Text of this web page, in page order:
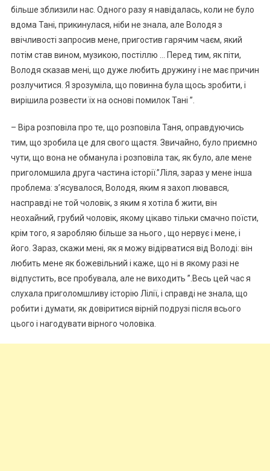
більше зблизили нас. Одного разу я навідалась, коли не було
вдома Тані, прикинулася, ніби не знала, але Володя з
ввічливості запросив мене, пригостив гарячим чаєм, який
потім став вином, музикою, постіллю … Перед тим, як піти,
Володя сказав мені, що дуже любить дружину і не має причин
розлучитися. Я зрозуміла, що повинна була щось зробити, і
вирішила розвести їх на основі помилок Тані ”.
– Віра розповіла про те, що розповіла Таня, оправдуючись
тим, що зробила це для свого щастя. Звичайно, було приємно
чути, що вона не обманула і розповіла так, як було, але мене
приголомшила друга частина історії.”Ліля, зараз у мене інша
проблема: з’ясувалося, Володя, яким я захоп лювався,
насправді не той чоловік, з яким я хотіла б жити, він
неохайний, грубий чоловік, якому цікаво тільки смачно поїсти,
крім того, я заробляю більше за нього , що нервує і мене, і
його. Зараз, скажи мені, як я можу відірватися від Володі: він
любить мене як божевільний і каже, що ні в якому разі не
відпустить, все пробувала, але не виходить ”.Весь цей час я
слухала приголомшливу історію Лілії, і справді не знала, що
робити і думати, як довіритися вірній подрузі після всього
цього і нагодувати вірного чоловіка.